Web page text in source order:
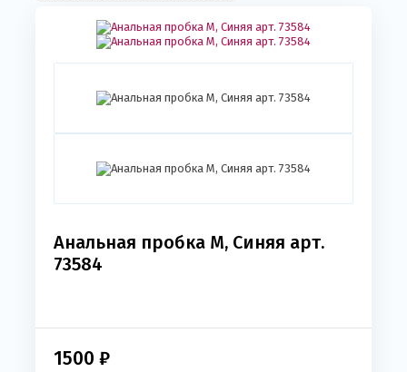
Анальная пробка М, Синяя арт.
73584
1500 ₽